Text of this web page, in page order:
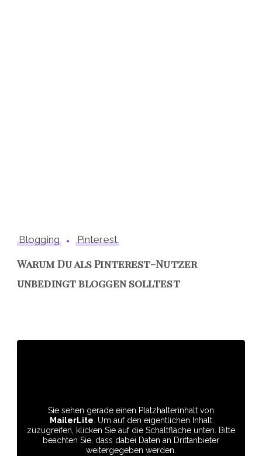
Blogging Pinterest
Warum Du als Pinterest-Nutzer
unbedingt bloggen solltest
Sie sehen gerade einen Platzhalterinhalt von
MailerLite. Um auf den eigentlichen Inhalt
zuzugreifen, klicken Sie auf die Schaltfläche unten. Bitte
beachten Sie, dass dabei Daten an Drittanbieter
weitergegeben werden.